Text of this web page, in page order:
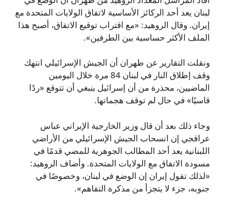
لبنان يعد أحد الركائز الأساسية لاتفاق الولايات المتحدة مع
إيران. وقال الروهيد: «مع اقتراب توقيع الاتفاق، أصبح هذا
الملف الأكثر حساسية بين الطرفين».
ونقلت التقارير عن طهران أن الجيش الإسرائيلي انتهك
وقف إطلاق النار في لبنان 84 مرة خلال اليومين
الماضيين، محذرة من أن إسرائيل ينبغي أن تتوقع «ردًا
قاسيًا» في حال لم توقف هجماتها.
وجاء ذلك بعد أن قال وزير الخارجية الإيراني عباس
عراقجي إن انسحاب الجيش الإسرائيلي من الأراضي
اللبنانية يعد أحد المطالب الجوهرية للمضي قدمًا في
مسودة الاتفاق مع الولايات المتحدة. وأضاف الروهيد:
«لذلك تقول إيران إن الوضع في لبنان، وخصوصًا في
جنوبه، جزء لا يتجزأ من مذكرة التفاهم».